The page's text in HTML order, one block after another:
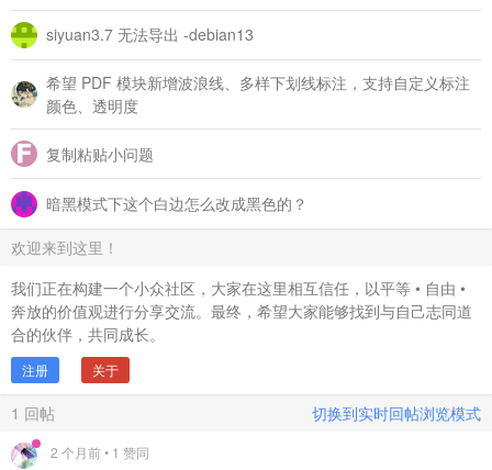
siyuan3.7 无法导出 -debian13
希望 PDF 模块新增波浪线、多样下划线标注，支持自定义标注
颜色、透明度
复制粘贴小问题
暗黑模式下这个白边怎么改成黑色的？
欢迎来到这里！
我们正在构建一个小众社区，大家在这里相互信任，以平等 • 自由 •
奔放的价值观进行分享交流。最终，希望大家能够找到与自己志同道
合的伙伴，共同成长。
注册 关于
1 回帖 切换到实时回帖浏览模式
2 个月前• 1 赞同